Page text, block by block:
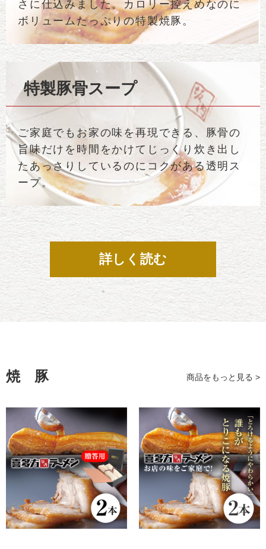
さに仕込みました。カロリー控えめなのに
ボリュームたっぷりの特製焼豚。
特製豚骨スープ
ご家庭でもお家の味を再現できる、豚骨の
旨味だけを時間をかけてじっくり炊き出し
たあっさりしているのにコクがある透明ス
ープ。
詳しく読む
焼豚 商品をもっと見る >